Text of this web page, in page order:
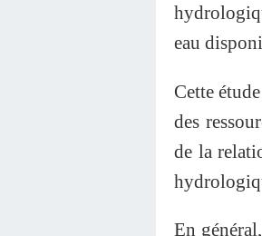
eau
Cette
des
de la
En